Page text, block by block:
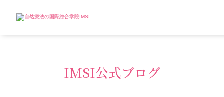
IMSI公式ブログ